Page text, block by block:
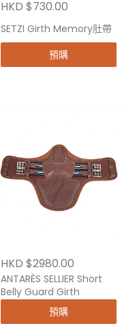
HKD $730.00
SETZI Girth Memory肚帶
預購
HKD $2980.00
ANTARÈS SELLIER Short
Belly Guard Girth
預購